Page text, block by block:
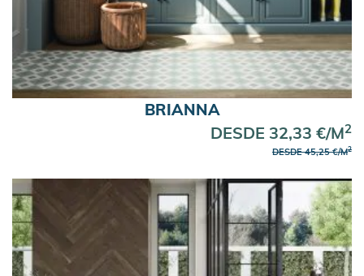
BRIANNA
DESDE 32,33 €/M2
DESDE 45,25 €/M2